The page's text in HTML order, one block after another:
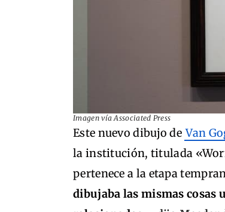
Imagen vía Associated Press
Este nuevo dibujo de Van
la institución, titulada
pertenece a la etapa
dibujaba las mismas cosas